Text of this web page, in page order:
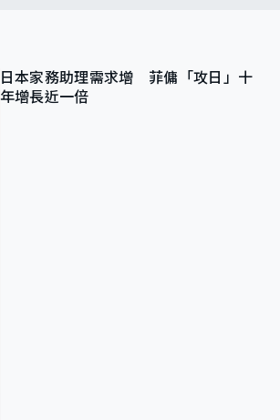
日本家務助理需求增 菲傭「攻日」十
年增長近一倍